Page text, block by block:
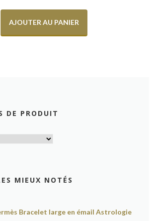
AJOUTER AU PANIER
DE PRODUIT
MIEUX NOTÉS
Bracelet large en émail Astrologie